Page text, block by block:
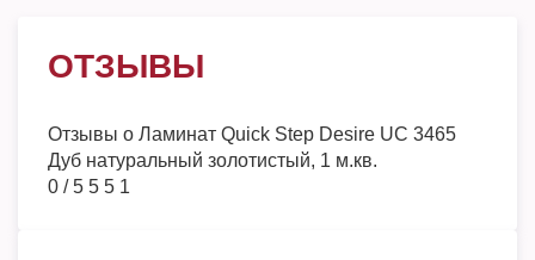
ОТЗЫВЫ
Отзывы о Ламинат Quick Step Desire UC 3465
Дуб натуральный золотистый, 1 м.кв.
0 /5 5 5 1